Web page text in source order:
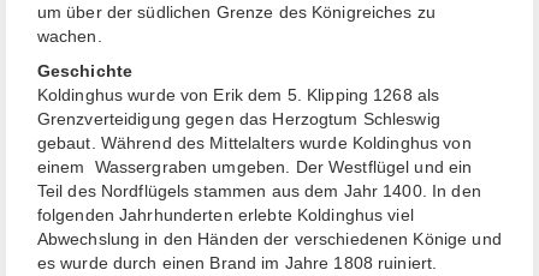
um über der südlichen Grenze des Königreiches zu
wachen.
Koldinghus wurde von Erik dem 5. Klipping 1268 als
Grenzverteidigung gegen das Herzogtum Schleswig
gebaut. Während des Mittelalters wurde Koldinghus von
einem Wassergraben umgeben. Der Westflügel und ein
Teil des Nordflügels stammen aus dem Jahr 1400. In den
folgenden Jahrhunderten erlebte Koldinghus viel
Abwechslung in den Händen der verschiedenen Könige und
es wurde durch einen Brand im Jahre 1808 ruiniert.